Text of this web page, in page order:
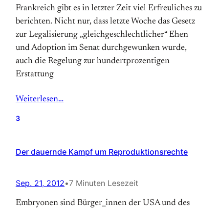
Frankreich gibt es in letzter Zeit viel Erfreuliches zu
berichten. Nicht nur, dass letzte Woche das Gesetz
zur Legalisierung „gleichgeschlechtlicher“ Ehen
und Adoption im Senat durchgewunken wurde,
auch die Regelung zur hundertprozentigen
Erstattung
Weiterlesen…
3
Der dauernde Kampf um Reproduktionsrechte
Sep. 21, 2012•7 Minuten Lesezeit
Embryonen sind Bürger_innen der USA und des